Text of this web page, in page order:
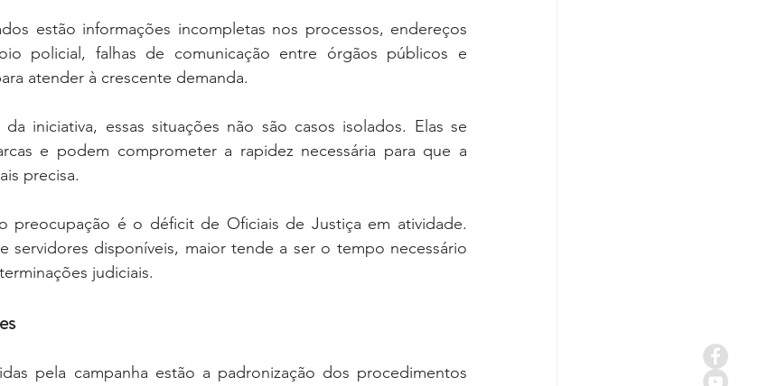
estão informações incompletas nos processos, endereços
policial, falhas de comunicação entre órgãos públicos e
atender à crescente demanda.
iniciativa, essas situações não são casos isolados. Elas se
e podem comprometer a rapidez necessária para que a
precisa.
preocupação é o déficit de Oficiais de Justiça em atividade.
servidores disponíveis, maior tende a ser o tempo necessário
judiciais.
pela campanha estão a padronização dos procedimentos